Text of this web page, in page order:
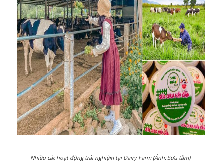
Nhiều các hoạt động trải nghiệm tại Dairy Farm (Ảnh: Sưu tầm)